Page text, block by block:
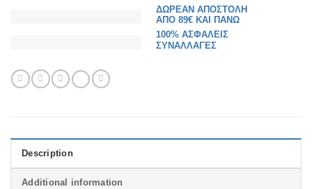
ΔΩΡΕΑΝ ΑΠΟΣΤΟΛΗ
ΑΠΟ 89€ ΚΑΙ ΠΑΝΩ
100% ΑΣΦΑΛΕΙΣ
ΣΥΝΑΛΛΑΓΕΣ
Description
Additional information